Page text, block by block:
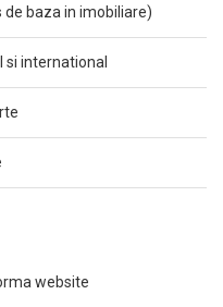
baza in imobiliare)
si international
website